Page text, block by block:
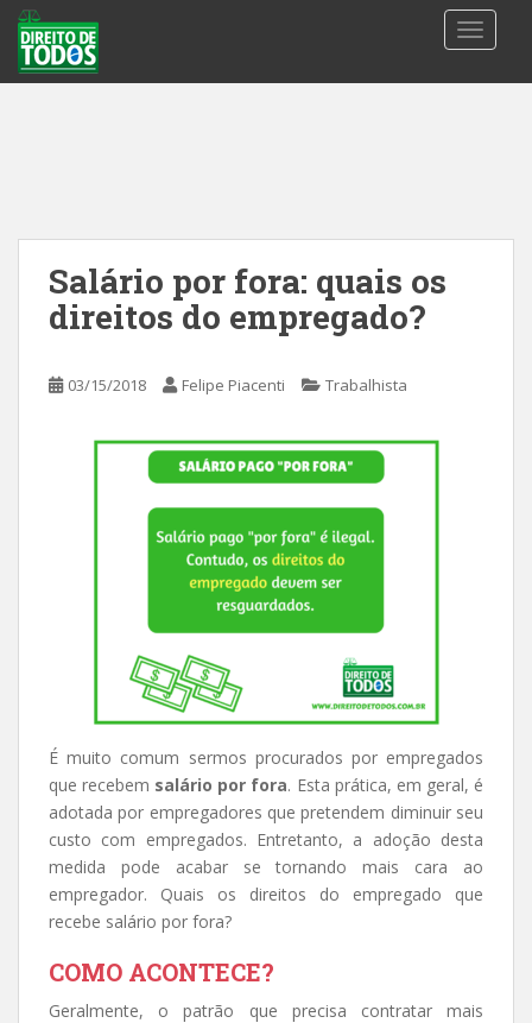
Salário por fora: quais os
direitos do empregado?
03/15/2018 Felipe Piacenti Trabalhista
É muito comum sermos procurados por empregados
que recebem salário por fora. Esta prática, em geral, é
adotada por empregadores que pretendem diminuir seu
custo com empregados. Entretanto, a adoção desta
medida pode acabar se tornando mais cara ao
empregador. Quais os direitos do empregado que
recebe salário por fora?
COMO ACONTECE?
Geralmente, o patrão que precisa contratar mais